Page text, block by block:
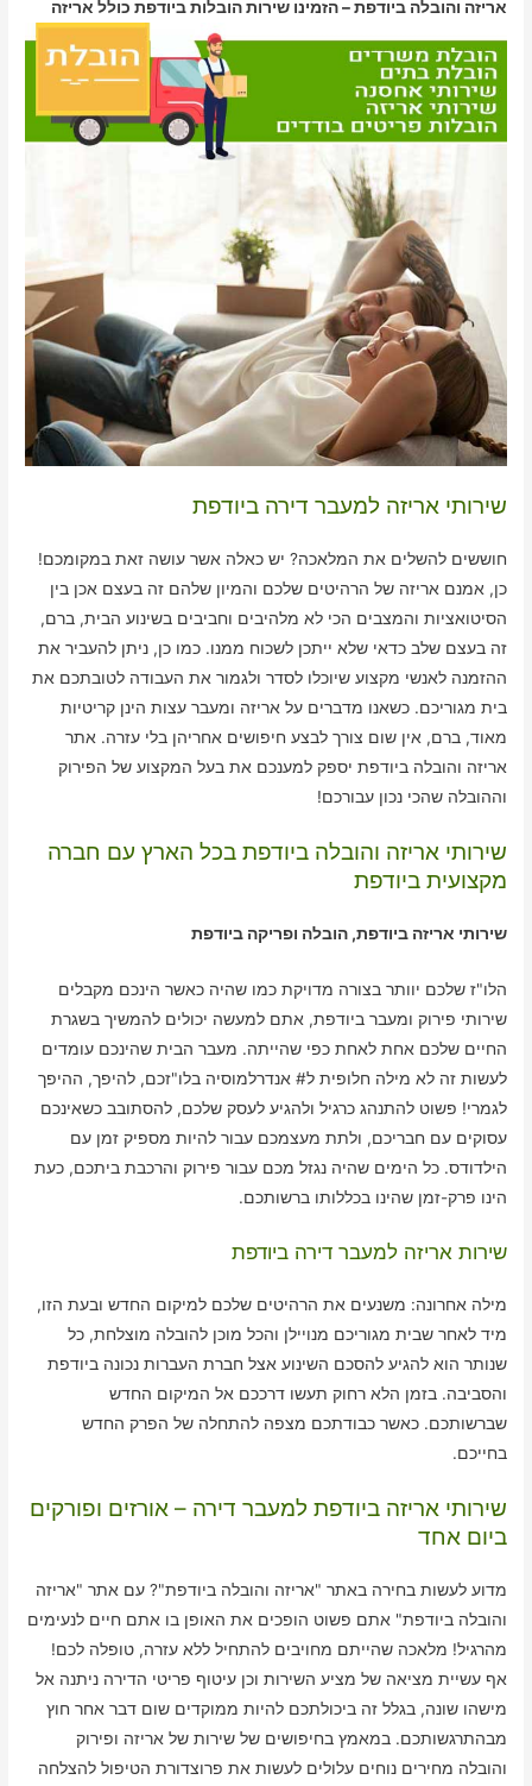
אריזה והובלה ביודפת – הזמינו שירות הובלות ביודפת כולל אריזה
שירותי אריזה למעבר דירה ביודפת
חוששים להשלים את המלאכה? יש כאלה אשר עושה זאת במקומכם!
כן, אמנם אריזה של הרהיטים שלכם והמיון שלהם זה בעצם אכן בין
הסיטואציות והמצבים הכי לא מלהיבים וחביבים בשינוע הבית, ברם,
זה בעצם שלב כדאי שלא ייתכן לשכוח ממנו. כמו כן, ניתן להעביר את
ההזמנה לאנשי מקצוע שיוכלו לסדר ולגמור את העבודה לטובתכם את
בית מגוריכם. כשאנו מדברים על אריזה ומעבר עצות הינן קריטיות
מאוד, ברם, אין שום צורך לבצע חיפושים אחריהן בלי עזרה. אתר
אריזה והובלה ביודפת יספק למענכם את בעל המקצוע של הפירוק
וההובלה שהכי נכון עבורכם!
שירותי אריזה והובלה ביודפת בכל הארץ עם חברה
מקצועית ביודפת
שירותי אריזה ביודפת, הובלה ופריקה ביודפת
הלו"ז שלכם יוותר בצורה מדויקת כמו שהיה כאשר הינכם מקבלים
שירותי פירוק ומעבר ביודפת, אתם למעשה יכולים להמשיך בשגרת
החיים שלכם אחת לאחת כפי שהייתה. מעבר הבית שהינכם עומדים
לעשות זה לא מילה חלופית ל# אנדרלמוסיה בלו"זכם, להיפך, ההיפך
לגמרי! פשוט להתנהג כרגיל ולהגיע לעסק שלכם, להסתובב כשאינכם
עסוקים עם חבריכם, ולתת מעצמכם עבור להיות מספיק זמן עם
הילדודס. כל הימים שהיה נגזל מכם עבור פירוק והרכבת ביתכם, כעת
הינו פרק-זמן שהינו בכללותו ברשותכם.
שירות אריזה למעבר דירה ביודפת
מילה אחרונה: משנעים את הרהיטים שלכם למיקום החדש ובעת הזו,
מיד לאחר שבית מגוריכם מנויילן והכל מוכן להובלה מוצלחת, כל
שנותר הוא להגיע להסכם השינוע אצל חברת העברות נכונה ביודפת
והסביבה. בזמן הלא רחוק תעשו דרככם אל המיקום החדש
שברשותכם. כאשר כבודתכם מצפה להתחלה של הפרק החדש
בחייכם.
שירותי אריזה ביודפת למעבר דירה – אורזים ופורקים
ביום אחד
מדוע לעשות בחירה באתר "אריזה והובלה ביודפת"? עם אתר "אריזה
והובלה ביודפת" אתם פשוט הופכים את האופן בו אתם חיים לנעימים
מהרגיל! מלאכה שהייתם מחויבים להתחיל ללא עזרה, טופלה לכם!
אף עשיית מציאה של מציע השירות וכן עיטוף פריטי הדירה ניתנה אל
מישהו שונה, בגלל זה ביכולתכם להיות ממוקדים שום דבר אחר חוץ
מבהתרגשותכם. במאמץ בחיפושים של שירות של אריזה ופירוק
והובלה מחירים נוחים עלולים לעשות את פרוצדורת הטיפול להצלחה